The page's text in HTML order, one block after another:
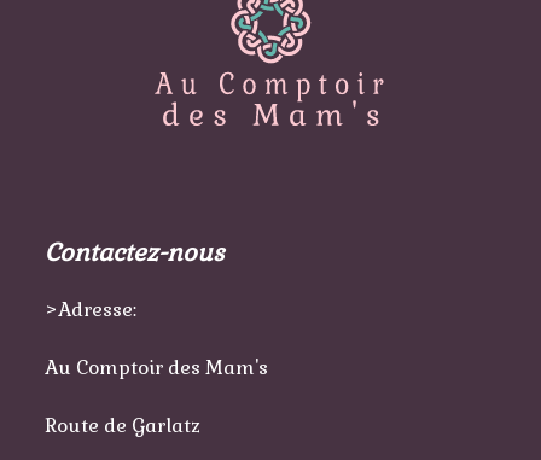
Contactez-nous
>Adresse:
Au Comptoir des Mam's
Route de Garlatz